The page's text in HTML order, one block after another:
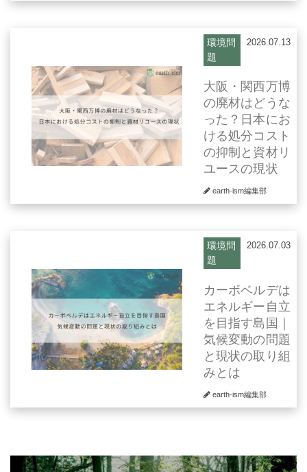
環境問
題
2026.07.13
大阪・関西万博
の廃材はどうな
った？日本にお
ける処分コスト
の抑制と資材リ
ユースの現状
earth-ism編集部
環境問
題
2026.07.03
カーボベルデは
エネルギー自立
を目指す島国｜
気候変動の問題
と現状の取り組
みとは
earth-ism編集部